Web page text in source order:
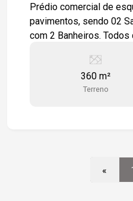
Prédio comercial de
pavimentos, sendo 02
com 2 Banheiros.
Alumínio escuro, piso
escuro. Espaço pronto
em ferro e vidro. Prédio
360 m²
Terreno
« 1